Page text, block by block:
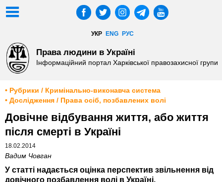
УКР ENG РУС
Права людини в Україні
Інформаційний портал Харківської правозахисної групи
• Рубрики / Кримінально-виконавча система
• Дослідження / Права осіб, позбавлених волі
Довічне відбування життя, або життя
після смерті в Україні
18.02.2014
Вадим Човган
У статті надається оцінка перспектив звільнення від
довічного позбавлення волі в Україні.